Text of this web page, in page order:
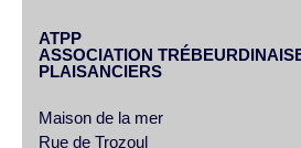
ATPP
ASSOCIATION
PLAISANCIERS
Maison de la mer
Rue de Trozoul